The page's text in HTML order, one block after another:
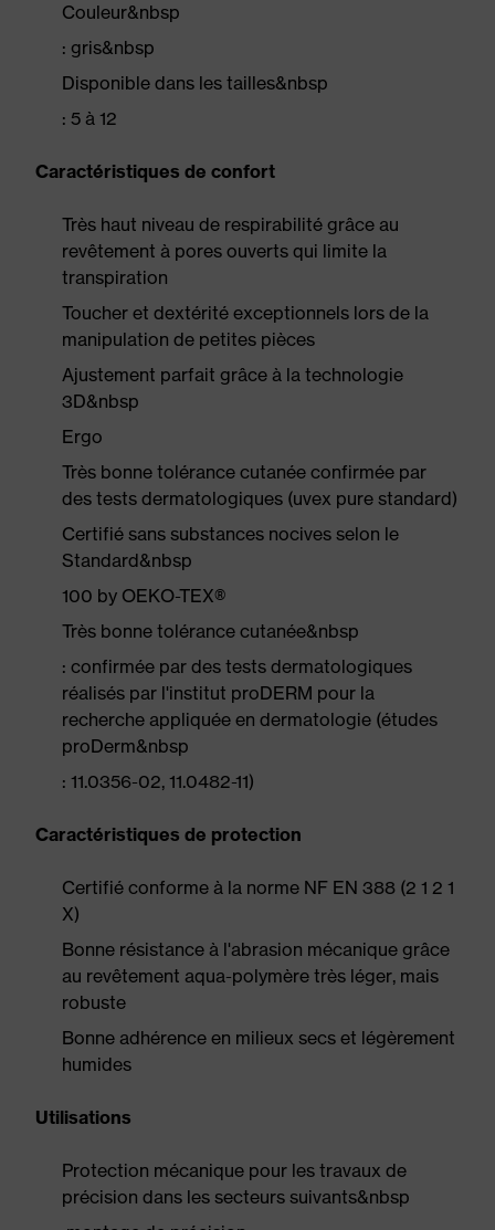
Couleur&nbsp
: gris&nbsp
Disponible dans les tailles&nbsp
: 5 à 12
Caractéristiques de confort
Très haut niveau de respirabilité grâce au
revêtement à pores ouverts qui limite la
transpiration
Toucher et dextérité exceptionnels lors de la
manipulation de petites pièces
Ajustement parfait grâce à la technologie
3D&nbsp
Ergo
Très bonne tolérance cutanée confirmée par
des tests dermatologiques (uvex pure standard)
Certifié sans substances nocives selon le
Standard&nbsp
100 by OEKO-TEX®
Très bonne tolérance cutanée&nbsp
: confirmée par des tests dermatologiques
réalisés par l'institut proDERM pour la
recherche appliquée en dermatologie (études
proDerm&nbsp
: 11.0356-02, 11.0482-11)
Caractéristiques de protection
Certifié conforme à la norme NF EN 388 (2 1 2 1
X)
Bonne résistance à l'abrasion mécanique grâce
au revêtement aqua-polymère très léger, mais
robuste
Bonne adhérence en milieux secs et légèrement
humides
Utilisations
Protection mécanique pour les travaux de
précision dans les secteurs suivants&nbsp